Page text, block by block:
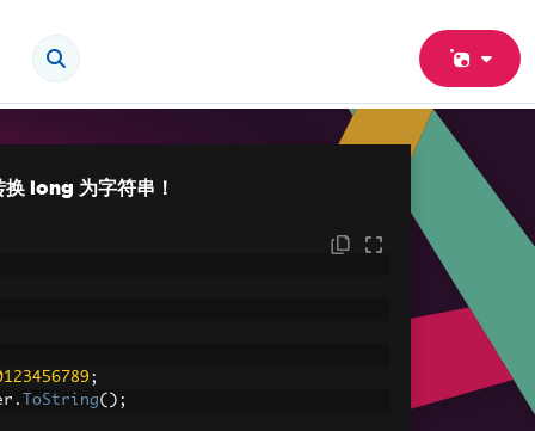
long 为字符串！
;
. ToString();